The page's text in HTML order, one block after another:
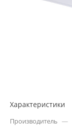
Характеристики
Производитель —